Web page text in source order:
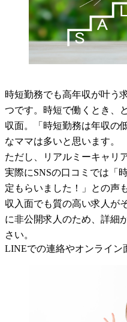
時短勤務でも高年収が叶う
つです。時短で働くとき、
収面。「時短勤務は年収の
なママは多いと思います。
ただし、リアルミーキャリ
実際にSNSの口コミでは「
定もらいました！」との声
収入面でも質の高い求人が
に非公開求人のため、詳細
さい。
LINEでの連絡やオンライン